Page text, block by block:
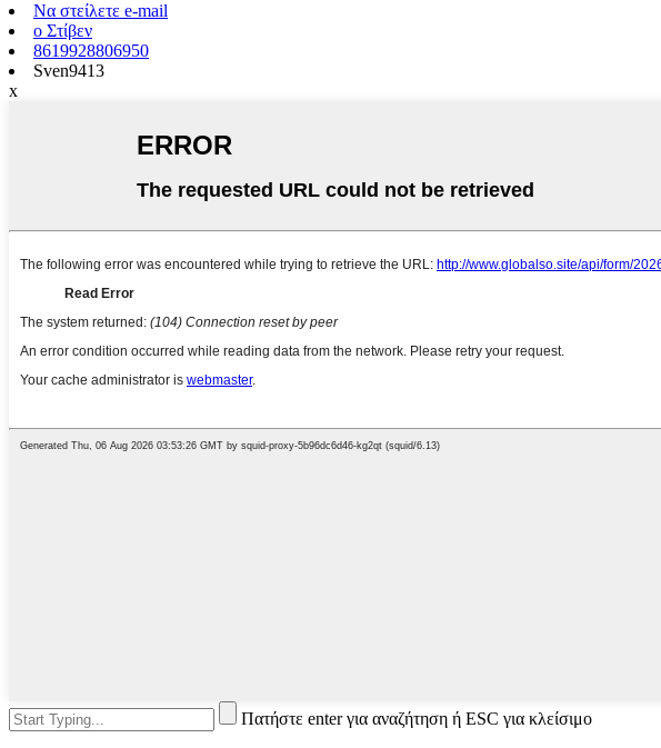
Να στείλετε e-mail
ο Στίβεν
8619928806950
Sven9413
x
Πατήστε enter για αναζήτηση ή ESC για κλείσιμο